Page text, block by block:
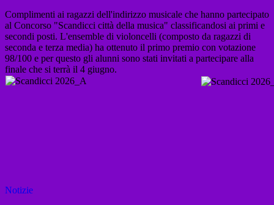
Complimenti ai ragazzi dell'indirizzo musicale che hanno partecipato
al Concorso "Scandicci città della musica" classificandosi ai primi e
secondi posti. L'ensemble di violoncelli (composto da ragazzi di
seconda e terza media) ha ottenuto il primo premio con votazione
98/100 e per questo gli alunni sono stati invitati a partecipare alla
finale che si terrà il 4 giugno.
Notizie